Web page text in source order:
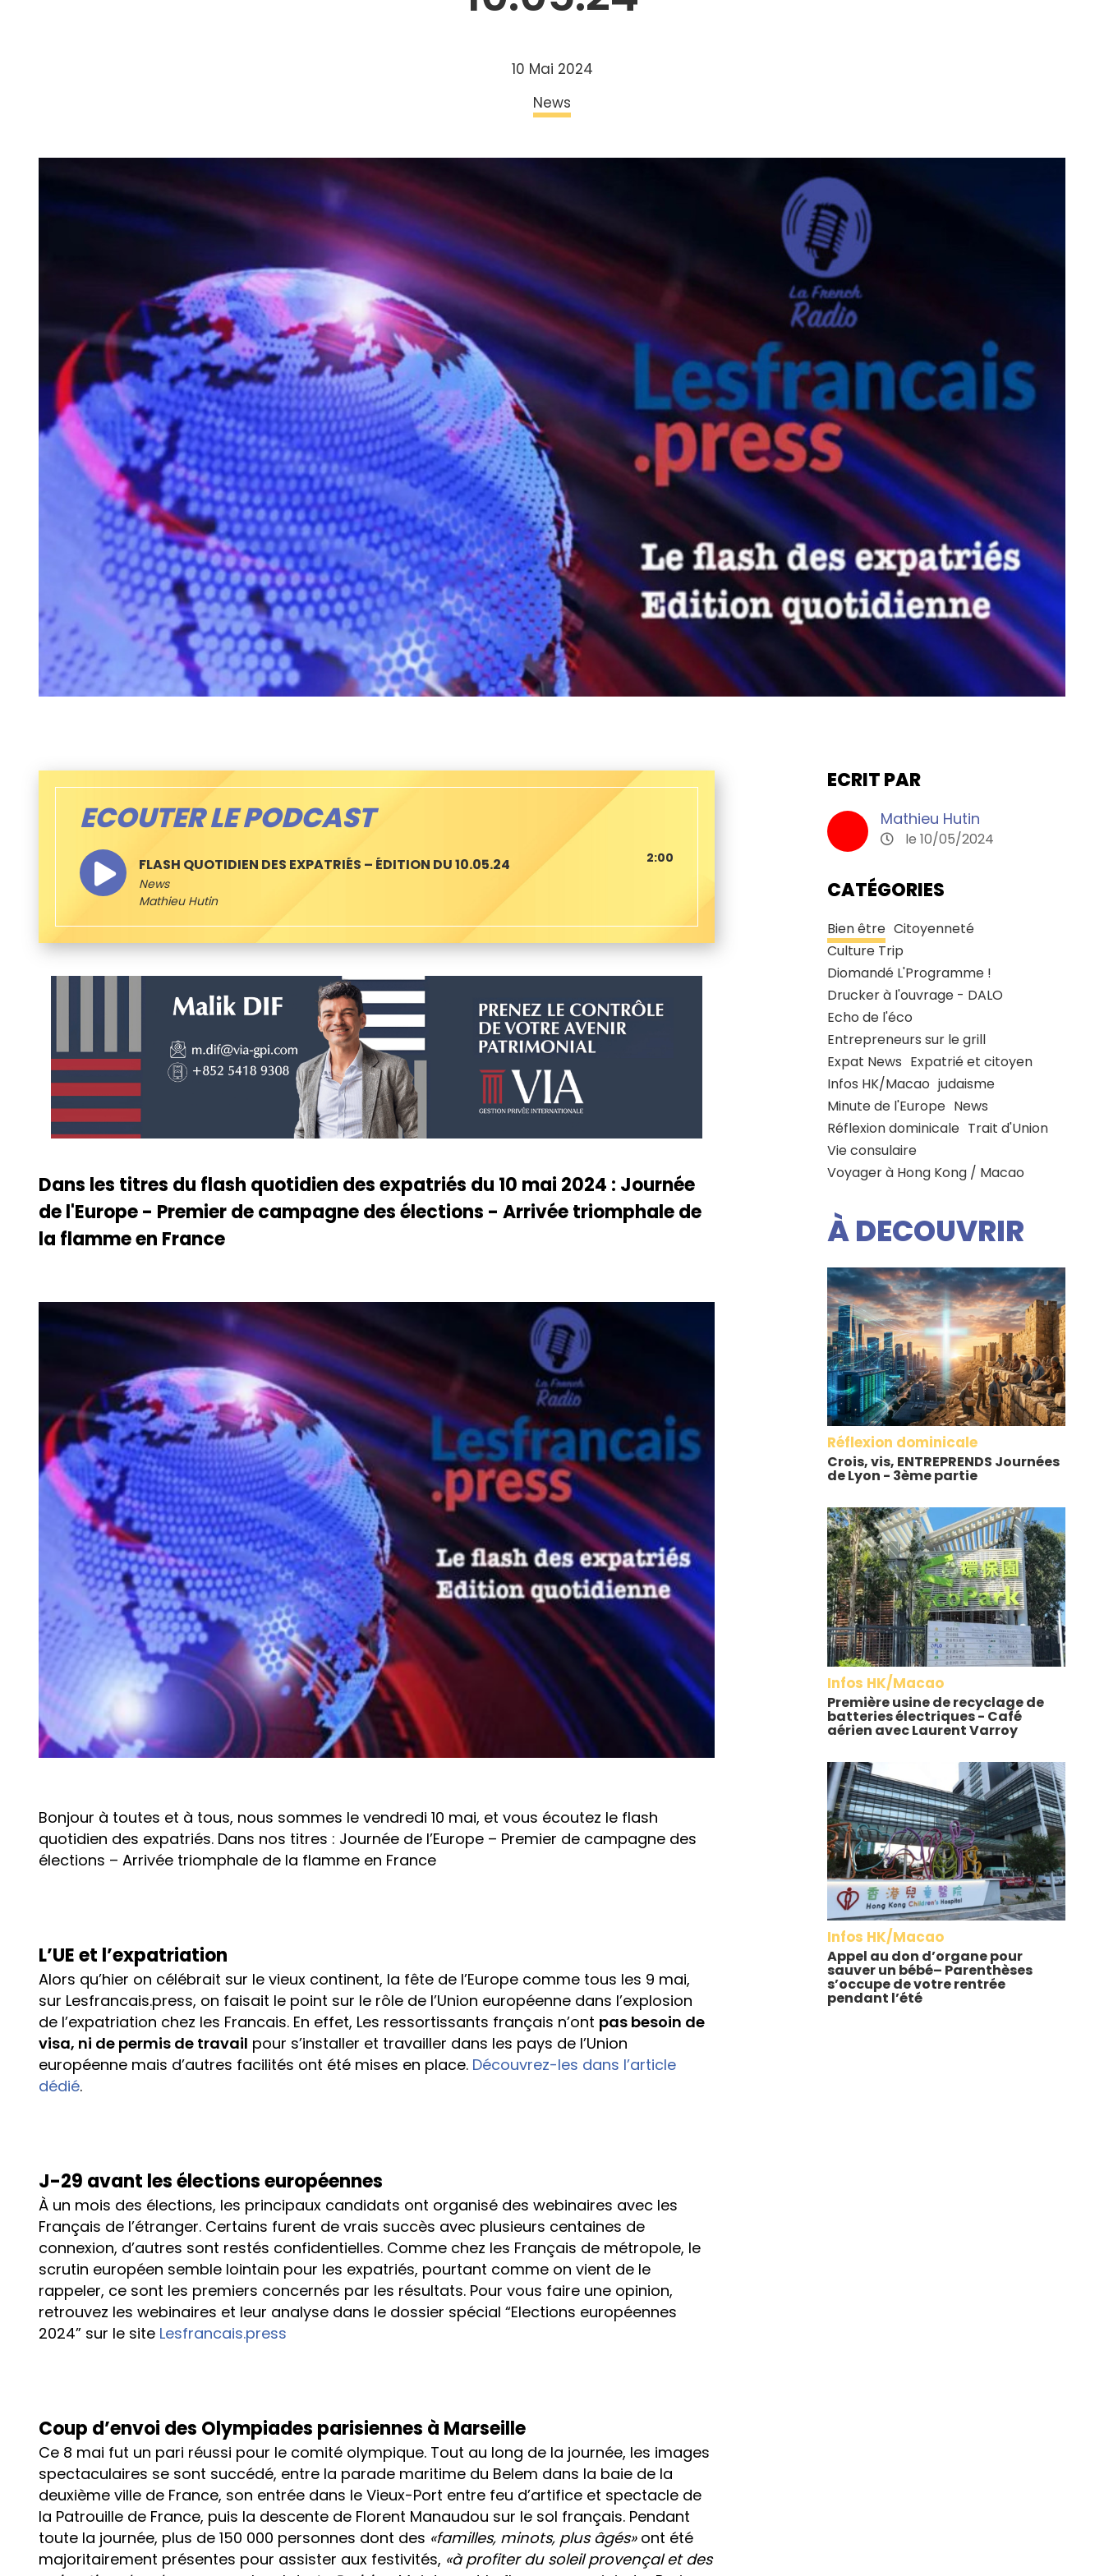
10 Mai 2024
News
ECOUTER LE PODCAST
FLASH QUOTIDIEN DES EXPATRIÉS – ÉDITION DU 10.05.24
News
Mathieu Hutin
2:00
Dans les titres du flash quotidien des expatriés du 10 mai 2024 : Journée
de l'Europe - Premier de campagne des élections - Arrivée triomphale de
la flamme en France
Bonjour à toutes et à tous, nous sommes le vendredi 10 mai, et vous écoutez le flash
quotidien des expatriés. Dans nos titres : Journée de l’Europe – Premier de campagne des
élections – Arrivée triomphale de la flamme en France
L’UE et l’expatriation
Alors qu’hier on célébrait sur le vieux continent, la fête de l’Europe comme tous les 9 mai,
sur Lesfrancais.press, on faisait le point sur le rôle de l’Union européenne dans l’explosion
de l’expatriation chez les Francais. En effet, Les ressortissants français n’ont pas besoin de
visa, ni de permis de travail pour s’installer et travailler dans les pays de l’Union
européenne mais d’autres facilités ont été mises en place. Découvrez-les dans l’article
dédié.
J-29 avant les élections européennes
À un mois des élections, les principaux candidats ont organisé des webinaires avec les
Français de l’étranger. Certains furent de vrais succès avec plusieurs centaines de
connexion, d’autres sont restés confidentielles. Comme chez les Français de métropole, le
scrutin européen semble lointain pour les expatriés, pourtant comme on vient de le
rappeler, ce sont les premiers concernés par les résultats. Pour vous faire une opinion,
retrouvez les webinaires et leur analyse dans le dossier spécial “Elections européennes
2024” sur le site Lesfrancais.press
Coup d’envoi des Olympiades parisiennes à Marseille
Ce 8 mai fut un pari réussi pour le comité olympique. Tout au long de la journée, les images
spectaculaires se sont succédé, entre la parade maritime du Belem dans la baie de la
deuxième ville de France, son entrée dans le Vieux-Port entre feu d’artifice et spectacle de
la Patrouille de France, puis la descente de Florent Manaudou sur le sol français. Pendant
toute la journée, plus de 150 000 personnes dont des «familles, minots, plus âgés»ont été
majoritairement présentes pour assister aux festivités, «à profiter du soleil provençal et des
ECRIT PAR
Mathieu Hutin
le 10/05/2024
CATÉGORIES
Bien être Citoyenneté
Culture Trip
Diomandé L'Programme !
Drucker à l'ouvrage - DALO
Echo de l'éco
Entrepreneurs sur le grill
Expat News Expatrié et citoyen
Infos HK/Macao judaisme
Minute de l'Europe News
Réflexion dominicale Trait d'Union
Vie consulaire
Voyager à Hong Kong / Macao
À DECOUVRIR
Réflexion dominicale
Crois, vis, ENTREPRENDS Journées
de Lyon - 3ème partie
Infos HK/Macao
Première usine de recyclage de
batteries électriques - Café
aérien avec Laurent Varroy
Infos HK/Macao
Appel au don d’organe pour
sauver un bébé– Parenthèses
s’occupe de votre rentrée
pendant l’été